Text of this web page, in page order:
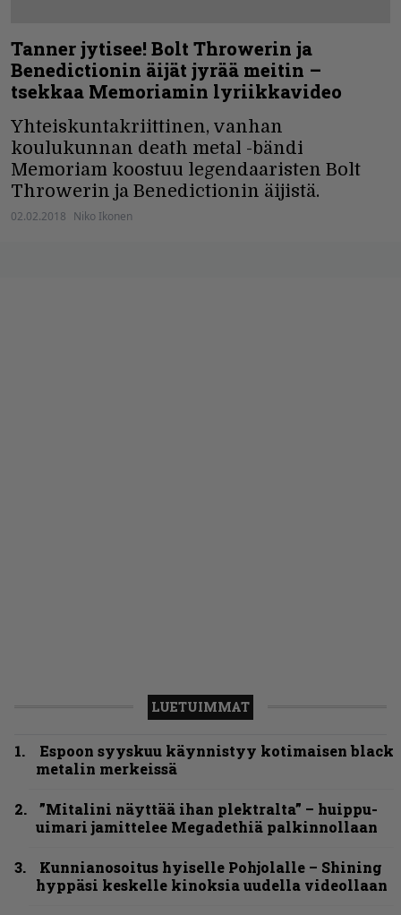
Tanner jytisee! Bolt Throwerin ja
Benedictionin äijät jyrää meitin –
tsekkaa Memoriamin lyriikkavideo
Yhteiskuntakriittinen, vanhan
koulukunnan death metal -bändi
Memoriam koostuu legendaaristen Bolt
Throwerin ja Benedictionin äijistä.
02.02.2018 Niko Ikonen
LUETUIMMAT
Espoon syyskuu käynnistyy kotimaisen black
metalin merkeissä
”Mitalini näyttää ihan plektralta” – huippu-
uimari jamittelee Megadethiä palkinnollaan
Kunnianosoitus hyiselle Pohjolalle – Shining
hyppäsi keskelle kinoksia uudella videollaan